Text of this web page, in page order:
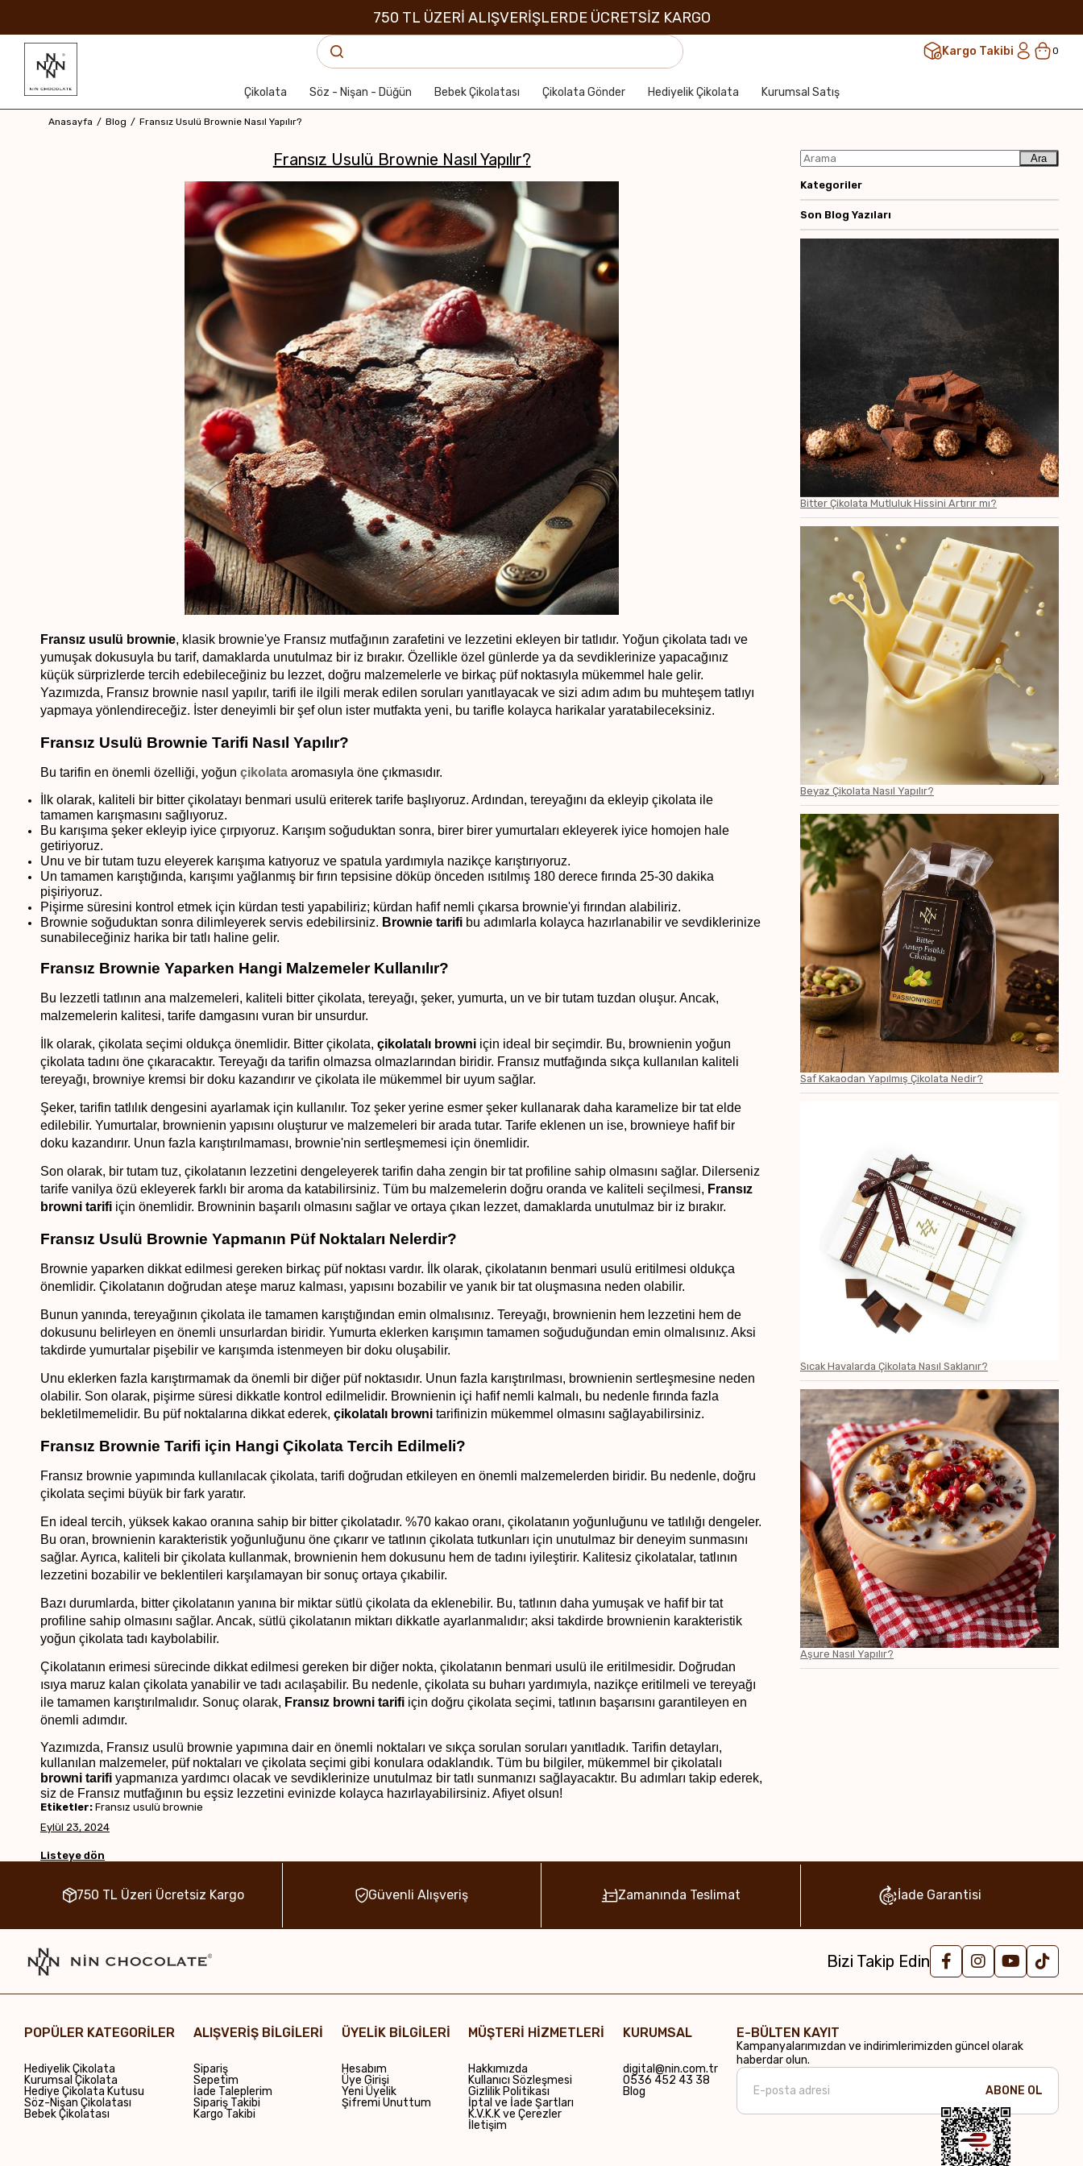
750 TL ÜZERİ ALIŞVERİŞLERDE ÜCRETSİZ KARGO
Kargo Takibi 0
Çikolata Söz - Nişan - Düğün Bebek Çikolatası Çikolata Gönder Hediyelik Çikolata Kurumsal Satış
Anasayfa Blog Fransız Usulü Brownie Nasıl Yapılır?
Fransız Usulü Brownie Nasıl Yapılır?
Fransız usulü brownie, klasik brownie'ye Fransız mutfağının zarafetini ve lezzetini ekleyen bir tatlıdır. Yoğun çikolata tadı ve
yumuşak dokusuyla bu tarif, damaklarda unutulmaz bir iz bırakır. Özellikle özel günlerde ya da sevdiklerinize yapacağınız
küçük sürprizlerde tercih edebileceğiniz bu lezzet, doğru malzemelerle ve birkaç püf noktasıyla mükemmel hale gelir.
Yazımızda, Fransız brownie nasıl yapılır, tarifi ile ilgili merak edilen soruları yanıtlayacak ve sizi adım adım bu muhteşem tatlıyı
yapmaya yönlendireceğiz. İster deneyimli bir şef olun ister mutfakta yeni, bu tarifle kolayca harikalar yaratabileceksiniz.
Fransız Usulü Brownie Tarifi Nasıl Yapılır?
Bu tarifin en önemli özelliği, yoğun çikolata aromasıyla öne çıkmasıdır.
İlk olarak, kaliteli bir bitter çikolatayı benmari usulü eriterek tarife başlıyoruz. Ardından, tereyağını da ekleyip çikolata ile
tamamen karışmasını sağlıyoruz.
Bu karışıma şeker ekleyip iyice çırpıyoruz. Karışım soğuduktan sonra, birer birer yumurtaları ekleyerek iyice homojen hale
getiriyoruz.
Unu ve bir tutam tuzu eleyerek karışıma katıyoruz ve spatula yardımıyla nazikçe karıştırıyoruz.
Un tamamen karıştığında, karışımı yağlanmış bir fırın tepsisine döküp önceden ısıtılmış 180 derece fırında 25-30 dakika
pişiriyoruz.
Pişirme süresini kontrol etmek için kürdan testi yapabiliriz; kürdan hafif nemli çıkarsa brownie'yi fırından alabiliriz.
Brownie soğuduktan sonra dilimleyerek servis edebilirsiniz. Brownie tarifi bu adımlarla kolayca hazırlanabilir ve sevdiklerinize
sunabileceğiniz harika bir tatlı haline gelir.
Fransız Brownie Yaparken Hangi Malzemeler Kullanılır?
Bu lezzetli tatlının ana malzemeleri, kaliteli bitter çikolata, tereyağı, şeker, yumurta, un ve bir tutam tuzdan oluşur. Ancak,
malzemelerin kalitesi, tarife damgasını vuran bir unsurdur.
İlk olarak, çikolata seçimi oldukça önemlidir. Bitter çikolata, çikolatalı browni için ideal bir seçimdir. Bu, brownienin yoğun
çikolata tadını öne çıkaracaktır. Tereyağı da tarifin olmazsa olmazlarından biridir. Fransız mutfağında sıkça kullanılan kaliteli
tereyağı, browniye kremsi bir doku kazandırır ve çikolata ile mükemmel bir uyum sağlar.
Şeker, tarifin tatlılık dengesini ayarlamak için kullanılır. Toz şeker yerine esmer şeker kullanarak daha karamelize bir tat elde
edilebilir. Yumurtalar, brownienin yapısını oluşturur ve malzemeleri bir arada tutar. Tarife eklenen un ise, brownieye hafif bir
doku kazandırır. Unun fazla karıştırılmaması, brownie'nin sertleşmemesi için önemlidir.
Son olarak, bir tutam tuz, çikolatanın lezzetini dengeleyerek tarifin daha zengin bir tat profiline sahip olmasını sağlar. Dilerseniz
tarife vanilya özü ekleyerek farklı bir aroma da katabilirsiniz. Tüm bu malzemelerin doğru oranda ve kaliteli seçilmesi, Fransız
browni tarifi için önemlidir. Browninin başarılı olmasını sağlar ve ortaya çıkan lezzet, damaklarda unutulmaz bir iz bırakır.
Fransız Usulü Brownie Yapmanın Püf Noktaları Nelerdir?
Brownie yaparken dikkat edilmesi gereken birkaç püf noktası vardır. İlk olarak, çikolatanın benmari usulü eritilmesi oldukça
önemlidir. Çikolatanın doğrudan ateşe maruz kalması, yapısını bozabilir ve yanık bir tat oluşmasına neden olabilir.
Bunun yanında, tereyağının çikolata ile tamamen karıştığından emin olmalısınız. Tereyağı, brownienin hem lezzetini hem de
dokusunu belirleyen en önemli unsurlardan biridir. Yumurta eklerken karışımın tamamen soğuduğundan emin olmalısınız. Aksi
takdirde yumurtalar pişebilir ve karışımda istenmeyen bir doku oluşabilir.
Unu eklerken fazla karıştırmamak da önemli bir diğer püf noktasıdır. Unun fazla karıştırılması, brownienin sertleşmesine neden
olabilir. Son olarak, pişirme süresi dikkatle kontrol edilmelidir. Brownienin içi hafif nemli kalmalı, bu nedenle fırında fazla
bekletilmemelidir. Bu püf noktalarına dikkat ederek, çikolatalı browni tarifinizin mükemmel olmasını sağlayabilirsiniz.
Fransız Brownie Tarifi için Hangi Çikolata Tercih Edilmeli?
Fransız brownie yapımında kullanılacak çikolata, tarifi doğrudan etkileyen en önemli malzemelerden biridir. Bu nedenle, doğru
çikolata seçimi büyük bir fark yaratır.
En ideal tercih, yüksek kakao oranına sahip bir bitter çikolatadır. %70 kakao oranı, çikolatanın yoğunluğunu ve tatlılığı dengeler.
Bu oran, brownienin karakteristik yoğunluğunu öne çıkarır ve tatlının çikolata tutkunları için unutulmaz bir deneyim sunmasını
sağlar. Ayrıca, kaliteli bir çikolata kullanmak, brownienin hem dokusunu hem de tadını iyileştirir. Kalitesiz çikolatalar, tatlının
lezzetini bozabilir ve beklentileri karşılamayan bir sonuç ortaya çıkabilir.
Bazı durumlarda, bitter çikolatanın yanına bir miktar sütlü çikolata da eklenebilir. Bu, tatlının daha yumuşak ve hafif bir tat
profiline sahip olmasını sağlar. Ancak, sütlü çikolatanın miktarı dikkatle ayarlanmalıdır; aksi takdirde brownienin karakteristik
yoğun çikolata tadı kaybolabilir.
Çikolatanın erimesi sürecinde dikkat edilmesi gereken bir diğer nokta, çikolatanın benmari usulü ile eritilmesidir. Doğrudan
ısıya maruz kalan çikolata yanabilir ve tadı acılaşabilir. Bu nedenle, çikolata su buharı yardımıyla, nazikçe eritilmeli ve tereyağı
ile tamamen karıştırılmalıdır. Sonuç olarak, Fransız browni tarifi için doğru çikolata seçimi, tatlının başarısını garantileyen en
önemli adımdır.
Yazımızda, Fransız usulü brownie yapımına dair en önemli noktaları ve sıkça sorulan soruları yanıtladık. Tarifin detayları,
browni tarifi yapmanıza yardımcı olacak ve sevdiklerinize unutulmaz bir tatlı sunmanızı sağlayacaktır. Bu adımları takip ederek,
siz de Fransız mutfağının bu eşsiz lezzetini evinizde kolayca hazırlayabilirsiniz. Afiyet olsun!
Etiketler: Fransız usulü brownie
Eylül 23, 2024
Listeye dön
Ara
Kategoriler
Son Blog Yazıları
Bitter Çikolata Mutluluk Hissini Artırır mı?
Beyaz Çikolata Nasıl Yapılır?
Saf Kakaodan Yapılmış Çikolata Nedir?
Sıcak Havalarda Çikolata Nasıl Saklanır?
Aşure Nasıl Yapılır?
750 TL Üzeri Ücretsiz Kargo Güvenli Alışveriş Zamanında Teslimat İade Garantisi
Bizi Takip Edin
POPÜLER KATEGORİLER
Hediyelik Çikolata
Kurumsal Çikolata
Hediye Çikolata Kutusu
Söz-Nişan Çikolatası
Bebek Çikolatası
ALIŞVERİŞ BİLGİLERİ
Sipariş
Sepetim
İade Taleplerim
Sipariş Takibi
Kargo Takibi
ÜYELİK BİLGİLERİ
Hesabım
Üye Girişi
Yeni Üyelik
Şifremi Unuttum
MÜŞTERİ HİZMETLERİ
Hakkımızda
Kullanıcı Sözleşmesi
Gizlilik Politikası
İptal ve İade Şartları
K.V.K.K ve Çerezler
İletişim
KURUMSAL
digital@nin.com.tr
0536 452 43 38
Blog
E-BÜLTEN KAYIT
Kampanyalarımızdan ve indirimlerimizden güncel olarak
haberdar olun.
ABONE OL